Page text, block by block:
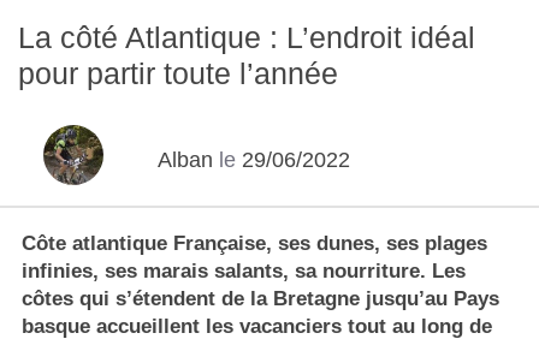
La côté Atlantique : L’endroit idéal
pour partir toute l’année
Alban le 29/06/2022
Côte atlantique Française, ses dunes, ses plages
infinies, ses marais salants, sa nourriture. Les
côtes qui s’étendent de la Bretagne jusqu’au Pays
basque accueillent les vacanciers tout au long de